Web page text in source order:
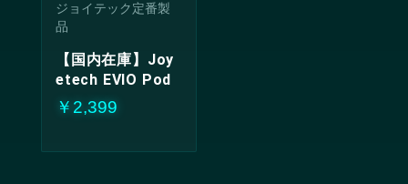
ジョイテック定番製
品
【国内在庫】Joy
etech EVIO Pod
￥2,399